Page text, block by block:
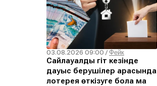
03.08.2026 09:00 /Фейк
Сайлауалды үгіт кезінде
дауыс берушілер арасында
лотерея өткізуге бола ма